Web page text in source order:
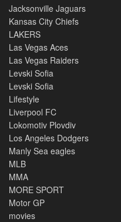
Jacksonville Jaguars
Kansas City Chiefs
LAKERS
Las Vegas Aces
Las Vegas Raiders
Levski Sofia
Levski Sofia
Lifestyle
Liverpool FC
Lokomotiv Plovdiv
Los Angeles Dodgers
Manly Sea eagles
MLB
MMA
MORE SPORT
Motor GP
movies